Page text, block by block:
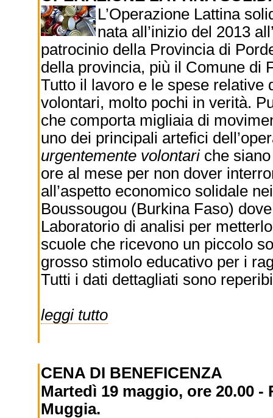
L’Operazione Lattina
nata all’inizio del 2013
patrocinio della Provincia di
della provincia, più il Comune di
Tutto il lavoro e le spese relative
volontari, molto pochi in verità.
che comporta migliaia di
uno dei principali artefici
urgentemente volontariche siano
ore al mese per non dover
all’aspetto economico solidale
Boussougou (Burkina Faso)
Laboratorio di analisi per
scuole che ricevono un piccolo
grosso stimolo educativo per i
Tutti i dati dettagliati sono
leggi tutto
CENA DI BENEFICENZA
Martedì 19 maggio, ore 20.00
Muggia.